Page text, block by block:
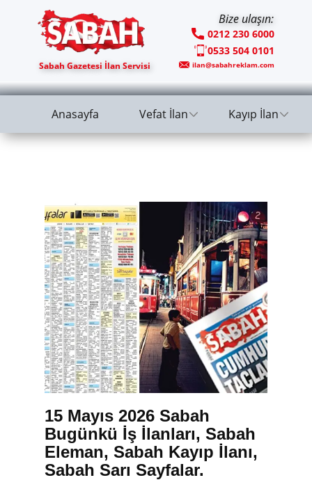
Bize ulaşın:
0212 230 6000
0533 504 0101
Sabah Gazetesi İlan Servisi ilan@sabahreklam.com
Anasayfa Vefat İlan Kayıp İlan
15 Mayıs 2026 Sabah
Bugünkü İş İlanları, Sabah
Eleman, Sabah Kayıp İlanı,
Sabah Sarı Sayfalar.